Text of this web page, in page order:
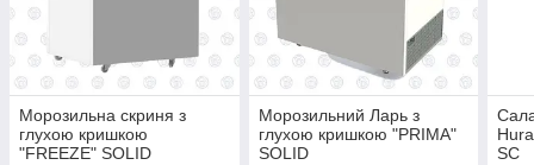
Морозильна скриня з
глухою кришкою
"FREEZE" SOLID
Морозильний Ларь з
глухою кришкою "PRIMA"
SOLID
SC